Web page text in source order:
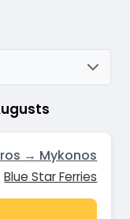
→ Mykonos
Blue Star Ferries